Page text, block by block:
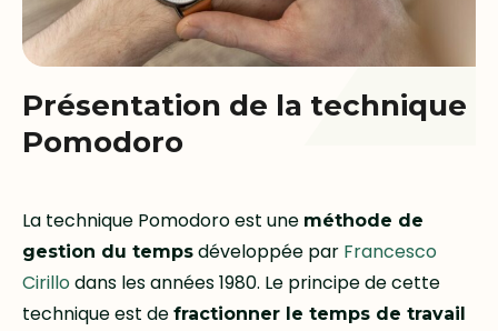
Présentation de la technique
Pomodoro
La technique Pomodoro est une méthode de
gestion du temps développée par Francesco
Cirillodans les années 1980. Le principe de cette
technique est de fractionner le temps de travail